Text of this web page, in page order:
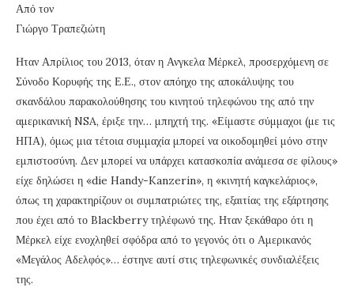
Από τον
Γιώργο Τραπεζιώτη
Ηταν Απρίλιος του 2013, όταν η Ανγκελα Μέρκελ, προσερχόμενη σε
Σύνοδο Κορυφής της Ε.Ε., στον απόηχο της αποκάλυψης του
σκανδάλου παρακολούθησης του κινητού τηλεφώνου της από την
αμερικανική NSA, έριξε την… μπηχτή της. «Είμαστε σύμμαχοι (με τις
ΗΠΑ), όμως μια τέτοια συμμαχία μπορεί να οικοδομηθεί μόνο στην
εμπιστοσύνη. Δεν μπορεί να υπάρχει κατασκοπία ανάμεσα σε φίλους»
είχε δηλώσει η «die Handy-Kanzerin», η «κινητή καγκελάριος»,
όπως τη χαρακτηρίζουν οι συμπατριώτες της, εξαιτίας της εξάρτησης
που έχει από το Blackberry τηλέφωνό της. Ηταν ξεκάθαρο ότι η
Μέρκελ είχε ενοχληθεί σφόδρα από το γεγονός ότι ο Αμερικανός
«Μεγάλος Αδελφός»… έστηνε αυτί στις τηλεφωνικές συνδιαλέξεις
της.